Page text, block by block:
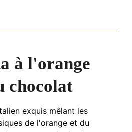
à l'orange
chocolat
exquis mêlant les
de l'orange et du